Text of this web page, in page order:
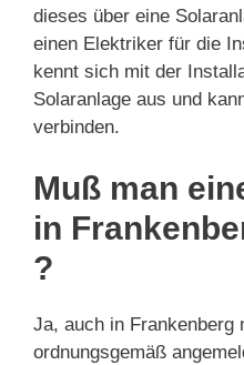
dieses über eine
einen Elektriker für die
kennt sich mit der
Solaranlage aus und
verbinden.
Muß man
in
?
Ja, auch in Frankenberg
ordnungsgemäß